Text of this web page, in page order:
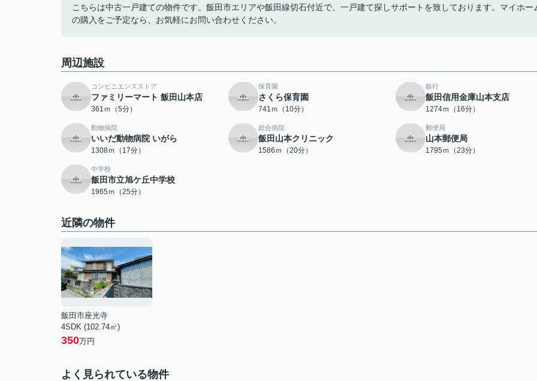
こちらは中古一戸建ての物件です。飯田市エリアや飯田線切石付近で、一戸建て探しサポートを致しております。マイホー
の購入をご予定なら、お気軽にお問い合わせください。
周辺施設
コンビニエンスストア
ファミリーマート 飯田山本店
361ｍ（5分）
保育園
さくら保育園
741ｍ（10分）
銀行
飯田信用金庫山本支店
1274ｍ（16分）
動物病院
いいだ動物病院 いがら
1308ｍ（17分）
総合病院
飯田山本クリニック
1586ｍ（20分）
郵便局
山本郵便局
1795ｍ（23分）
中学校
飯田市立旭ケ丘中学校
1965ｍ（25分）
近隣の物件
飯田市座光寺
4SDK (102.74㎡)
350万円
よく見られている物件